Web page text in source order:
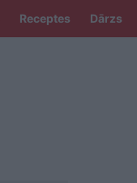
Receptes Dārzs